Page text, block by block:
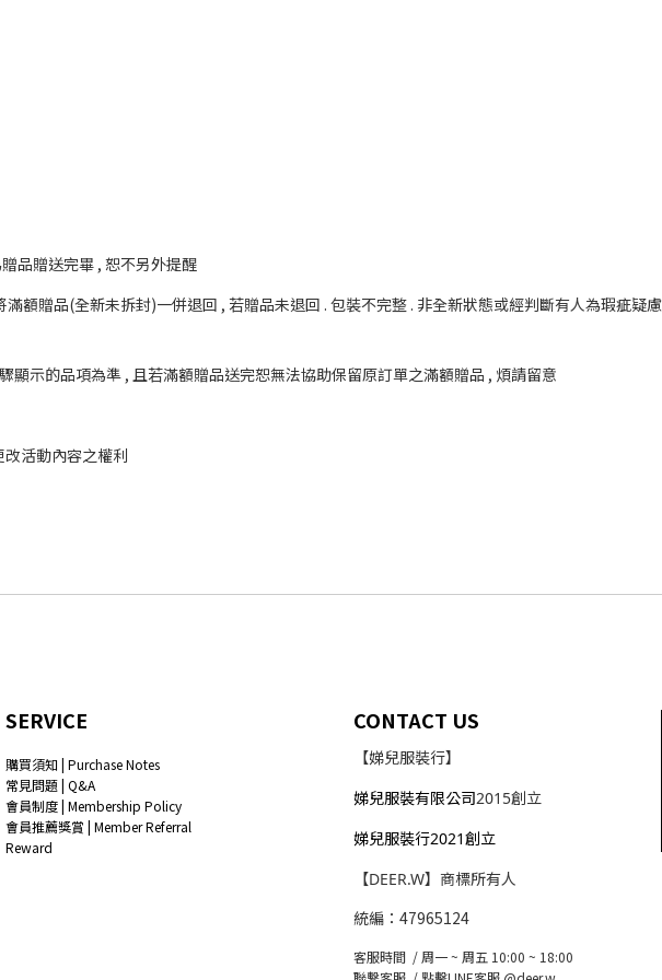
品贈送完畢 , 恕不另外提醒
滿額贈品(全新未拆封)一併退回 , 若贈品未退回 . 包裝不完整 . 非全新狀態或經判斷有人為瑕疵疑
示的品項為準 , 且若滿額贈品送完恕無法協助保留原訂單之滿額贈品 , 煩請留意
改活動內容之權利
SERVICE
購買須知 | Purchase Notes
常見問題 | Q&A
會員制度 | Membership Policy
會員推薦獎賞 | Member Referral
Reward
CONTACT US
【娣兒服裝行】
娣兒服裝有限公司2015創立
娣兒服裝行2021創立
【DEER.W】商標所有人
統編：47965124
客服時間 / 周一 ~ 周五 10:00 ~ 18:00